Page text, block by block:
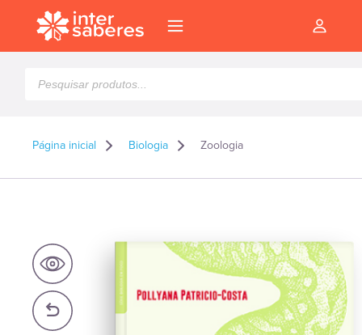
produtos
Página inicial Biologia Zoologia